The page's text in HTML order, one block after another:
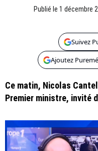
Publié le 1 décembre
Suivez
Ajoutez
Ce matin, Nicolas
Premier ministre, invité